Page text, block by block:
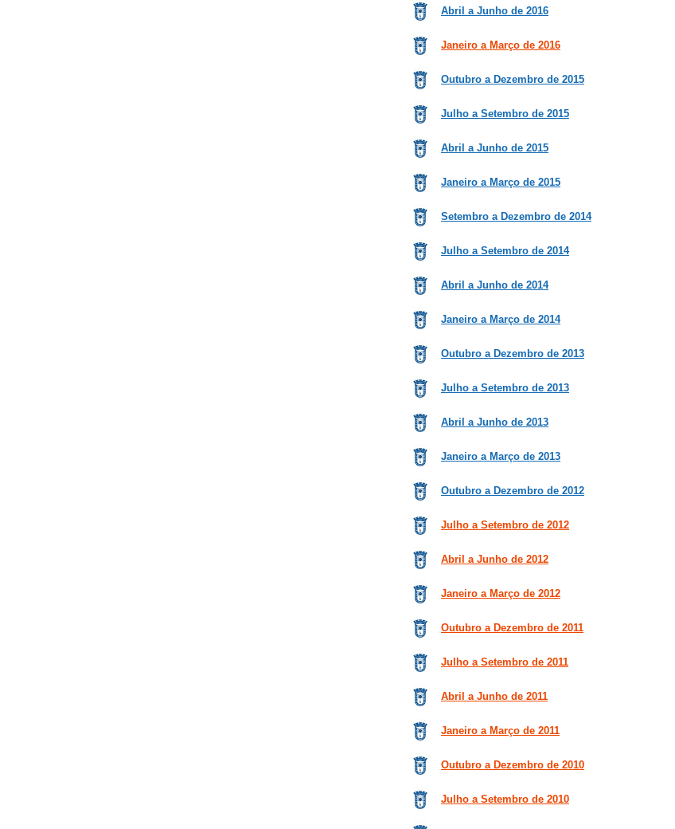
Abril a Junho de 2016
Janeiro a Março de 2016
Outubro a Dezembro de 2015
Julho a Setembro de 2015
Abril a Junho de 2015
Janeiro a Março de 2015
Setembro a Dezembro de 2014
Julho a Setembro de 2014
Abril a Junho de 2014
Janeiro a Março de 2014
Outubro a Dezembro de 2013
Julho a Setembro de 2013
Abril a Junho de 2013
Janeiro a Março de 2013
Outubro a Dezembro de 2012
Julho a Setembro de 2012
Abril a Junho de 2012
Janeiro a Março de 2012
Outubro a Dezembro de 2011
Julho a Setembro de 2011
Abril a Junho de 2011
Janeiro a Março de 2011
Outubro a Dezembro de 2010
Julho a Setembro de 2010